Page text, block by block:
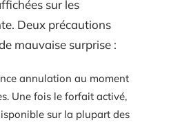
sur les
Deux précautions
mauvaise surprise :
annulation au moment
Une fois le forfait activé,
sur la plupart des